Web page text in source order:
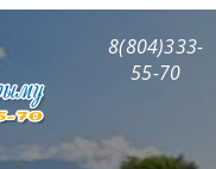
8(804)333-
55-70